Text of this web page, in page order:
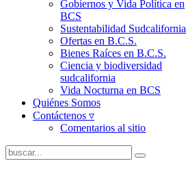
Gobiernos y Vida Política en
BCS
Sustentabilidad Sudcalifornia
Ofertas en B.C.S.
Bienes Raíces en B.C.S.
Ciencia y biodiversidad
sudcalifornia
Vida Nocturna en BCS
Quiénes Somos
Contáctenos ▿
Comentarios al sitio